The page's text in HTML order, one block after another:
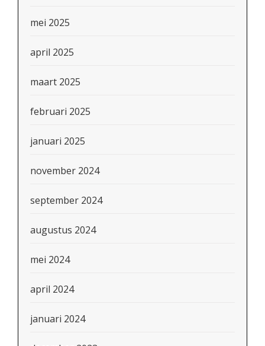
mei 2025
april 2025
maart 2025
februari 2025
januari 2025
november 2024
september 2024
augustus 2024
mei 2024
april 2024
januari 2024